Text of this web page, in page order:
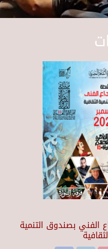
الفني بصندوق التنمية